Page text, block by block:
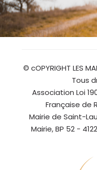
© cOPYRIGHT LES
Tous
Association Loi
Française de
Mairie de Saint-
Mairie, BP 52 -